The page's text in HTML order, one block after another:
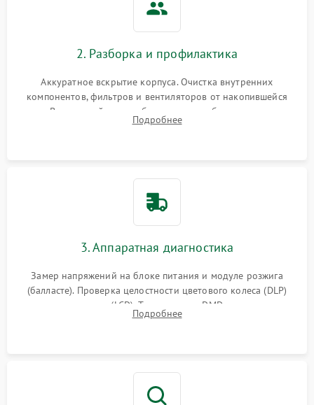
2. Разборка и профилактика
Аккуратное вскрытие корпуса. Очистка внутренних
компонентов, фильтров и вентиляторов от накопившейся
пыли. Визуальный осмотр блока питания, балласта лампы и
материнской платы на наличие прогаров или вздутых
Подробнее
3. Аппаратная диагностика
Замер напряжений на блоке питания и модуле розжига
(балласте). Проверка целостности цветового колеса (DLP)
или поляризаторов (LCD). Тестирование DMD-чипа, датчиков
температуры и оптопар с помощью мультиметра и
Подробнее